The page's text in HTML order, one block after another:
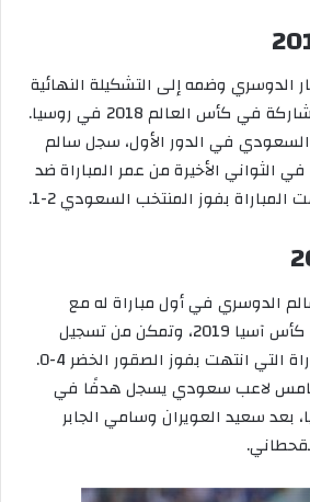
تم اختيار الدوسري وضمه إلى التشكيلة النهائية
للمنتخب السعودي للمشاركة في كأس العالم 2018 في روسيا.
السعودي في الدور الأول، سجل سالم
الثواني الأخيرة من عمر المباراة ضد
بفوز المنتخب السعودي 2-1.
شارك سالم الدوسري في أول مباراة له مع
المنتخب السعودي في كأس آسيا 2019، وتمكن من تسجيل
الهدف الثالث في المباراة التي انتهت بفوز الصقور الخضر 4-0.
لاعب سعودي يسجل هدفًا في
بعد سعيد العويران وسامي الجابر